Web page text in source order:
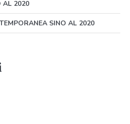
AL 2020
SINO AL 2020